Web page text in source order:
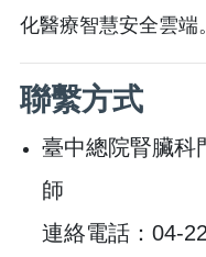
化醫療智慧安全雲端。
聯繫方式
臺中總院腎臟科
師
連絡電話：04-